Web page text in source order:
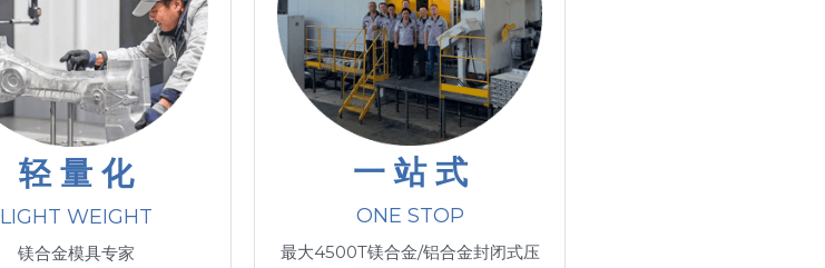
轻 量 化
LIGHT WEIGHT
镁合金模具专家
一 站 式
ONE STOP
最大4500T镁合金/铝合金封闭式压